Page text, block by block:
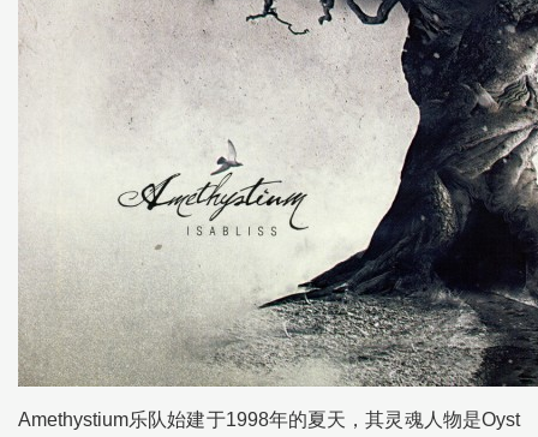
Amethystium乐队始建于1998年的夏天，其灵魂人物是Oyst